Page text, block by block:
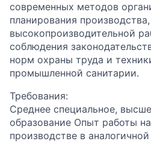
современных методов
планирования
высокопроизводительной
соблюдения
норм охраны труда и
промышленной санитарии.
Требования:
Среднее специальное,
образование Опыт работы
производстве в